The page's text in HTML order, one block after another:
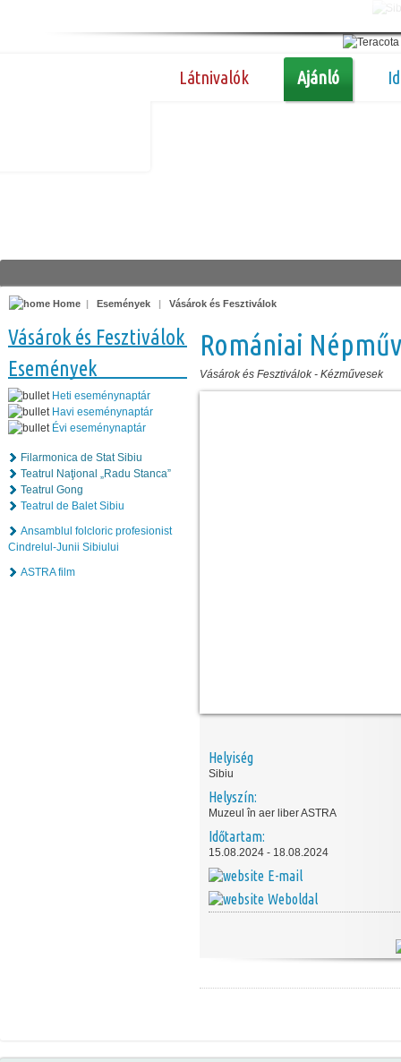
Látnivalók Ajánló
Home | Események | Vásárok és Fesztiválok
Vásárok és Fesztiválok
Események
Heti eseménynaptár
Havi eseménynaptár
Évi eseménynaptár
Filarmonica de Stat Sibiu
Teatrul Naţional „Radu Stanca”
Teatrul Gong
Teatrul de Balet Sibiu
Ansamblul folcloric profesionist
Cindrelul-Junii Sibiului
ASTRA film
Romániai
Vásárok és Fesztiválok - Kézművesek
Helyiség
Sibiu
Helyszín:
Muzeul în aer liber ASTRA
Időtartam:
15.08.2024 - 18.08.2024
E-mail
Weboldal